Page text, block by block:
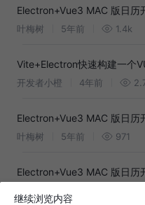
Electron+Vue3 MAC 版日
叶梅树 5年前 1.4k
Vite+Electron快速构建一个
开发者小橙 4年前
Electron+Vue3 MAC 版日
Template Refs
叶梅树 5年前 971
Electron+Vue3 MAC 版日
继续浏览内容